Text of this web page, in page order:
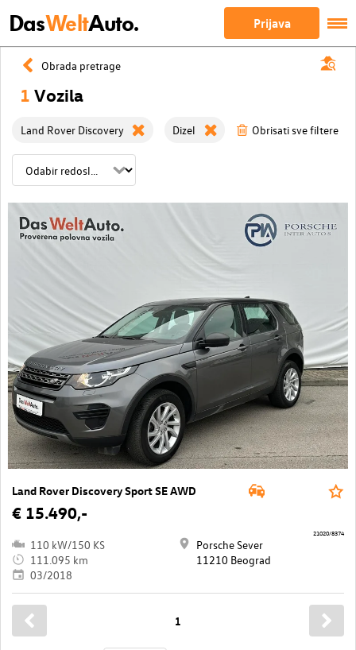
DasWeltAuto. Prijava
Obrada pretrage
1 Vozila
Land Rover Discovery Dizel Obrisati sve filtere
Land Rover Discovery Sport SE AWD
€ 15.490,-
110 kW/150 KS
111.095 km
03/2018
Porsche Sever
11210 Beograd
21020/8374
1